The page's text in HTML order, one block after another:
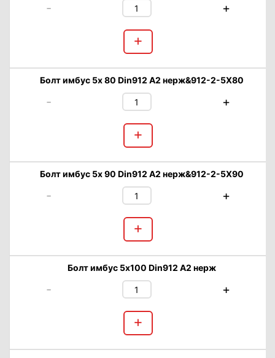
- +
+
Болт имбус 5х 80 Din912 А2 нерж&912-2-5X80
- +
+
Болт имбус 5х 90 Din912 А2 нерж&912-2-5X90
- +
+
Болт имбус 5х100 Din912 А2 нерж
- +
+